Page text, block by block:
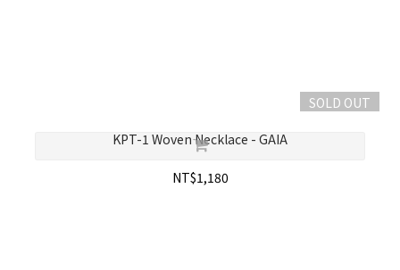
SOLD OUT
KPT-1 Woven Necklace - GAIA
NT$1,180